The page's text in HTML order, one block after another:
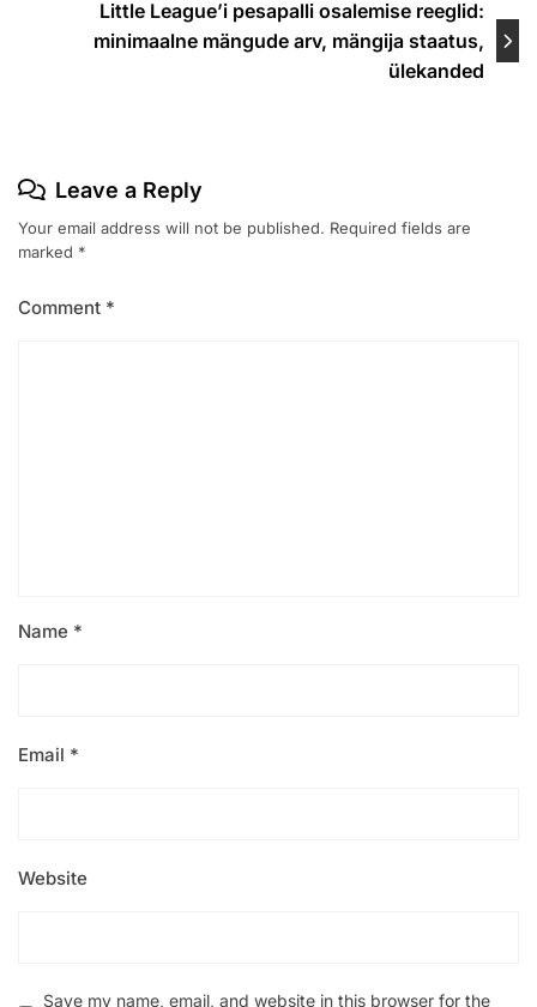
Little League’i pesapalli osalemise reeglid:
minimaalne mängude arv, mängija staatus,
ülekanded
Leave a Reply
Your email address will not be published. Required fields are
marked *
Comment *
Name *
Email *
Website
Save my name, email, and website in this browser for the